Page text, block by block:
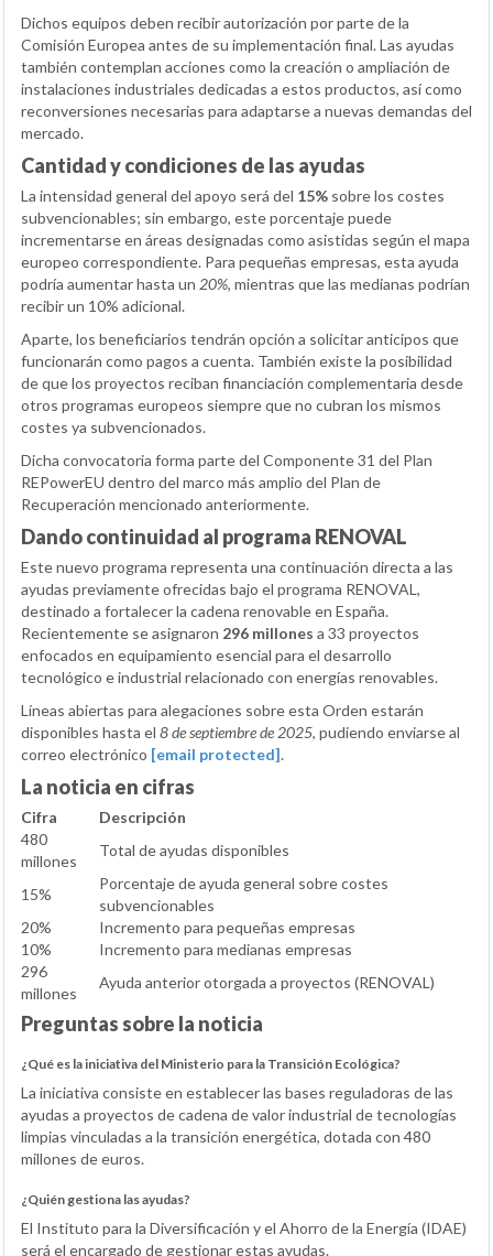
Dichos equipos deben recibir autorización por parte de la
Comisión Europea antes de su implementación final. Las ayudas
también contemplan acciones como la creación o ampliación de
instalaciones industriales dedicadas a estos productos, así como
reconversiones necesarias para adaptarse a nuevas demandas del
mercado.
Cantidad y condiciones de las ayudas
La intensidad general del apoyo será del 15% sobre los costes
subvencionables; sin embargo, este porcentaje puede
incrementarse en áreas designadas como asistidas según el mapa
europeo correspondiente. Para pequeñas empresas, esta ayuda
podría aumentar hasta un 20%, mientras que las medianas podrían
recibir un 10% adicional.
Aparte, los beneficiarios tendrán opción a solicitar anticipos que
funcionarán como pagos a cuenta. También existe la posibilidad
de que los proyectos reciban financiación complementaria desde
otros programas europeos siempre que no cubran los mismos
costes ya subvencionados.
Dicha convocatoria forma parte del Componente 31 del Plan
REPowerEU dentro del marco más amplio del Plan de
Recuperación mencionado anteriormente.
Dando continuidad al programa RENOVAL
Este nuevo programa representa una continuación directa a las
ayudas previamente ofrecidas bajo el programa RENOVAL,
destinado a fortalecer la cadena renovable en España.
Recientemente se asignaron 296 millones a 33 proyectos
enfocados en equipamiento esencial para el desarrollo
tecnológico e industrial relacionado con energías renovables.
Líneas abiertas para alegaciones sobre esta Orden estarán
disponibles hasta el 8 de septiembre de 2025, pudiendo enviarse al
correo electrónico [email protected].
La noticia en cifras
Cifra
Descripción
480
millones
Total de ayudas disponibles
15%
Porcentaje de ayuda general sobre costes
subvencionables
20%
Incremento para pequeñas empresas
10%
Incremento para medianas empresas
296
millones
Ayuda anterior otorgada a proyectos (RENOVAL)
Preguntas sobre la noticia
¿Qué es la iniciativa del Ministerio para la Transición Ecológica?
La iniciativa consiste en establecer las bases reguladoras de las
ayudas a proyectos de cadena de valor industrial de tecnologías
limpias vinculadas a la transición energética, dotada con 480
millones de euros.
¿Quién gestiona las ayudas?
El Instituto para la Diversificación y el Ahorro de la Energía (IDAE)
será el encargado de gestionar estas ayudas.